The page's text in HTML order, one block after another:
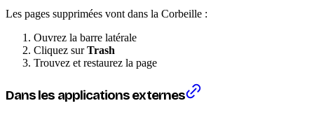
Les pages supprimées vont dans la Corbeille :
Ouvrez la barre latérale
Cliquez surTrash
Trouvez et restaurez la page
Dans les applications externes